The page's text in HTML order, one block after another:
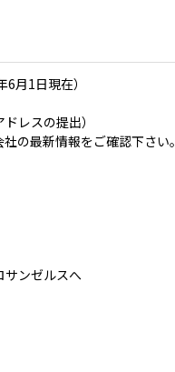
月1日現在）
レスの提出）
の最新情報をご確認下さい。
サンゼルスへ